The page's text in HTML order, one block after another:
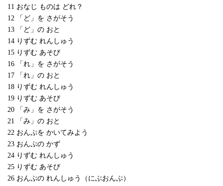
11 おなじ ものは どれ？
12 「ど」を さがそう
13 「ど」の おと
14 りずむ れんしゅう
15 りずむ あそび
16 「れ」を さがそう
17 「れ」の おと
18 りずむ れんしゅう
19 りずむ あそび
20 「み」を さがそう
21 「み」の おと
22 おんぷを かいてみよう
23 おんぷの かず
24 りずむ れんしゅう
25 りずむ あそび
26 おんぷの れんしゅう（にぶおんぷ）